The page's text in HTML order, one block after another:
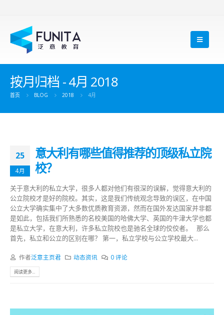
按月归档 - 4月 2018
首页 BLOG 2018 4月
25
4月
意大利有哪些值得推荐的顶级私立院
校？
关于意大利的私立大学，很多人都对他们有很深的误解，觉得意大利的
公立院校才是好的院校。其实，这是我们传统观念导致的误区，在中国
公立大学确实集中了大多数优质教育资源，然而在国外发达国家并非都
是如此，包括我们所熟悉的名校美国的哈佛大学、英国的牛津大学也都
是私立大学，在意大利，许多私立院校也是驰名全球的佼佼者。 那么
首先，私立和公立的区别在哪？ 第一，私立学校与公立学校最大...
作者泛意主页君 动态资讯 0 评论
阅读更多...